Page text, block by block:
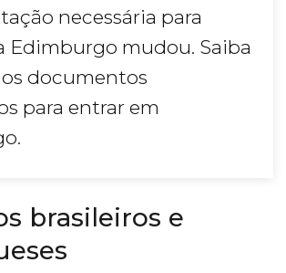
necessária para
Edimburgo mudou. Saiba
documentos
para entrar em
brasileiros e